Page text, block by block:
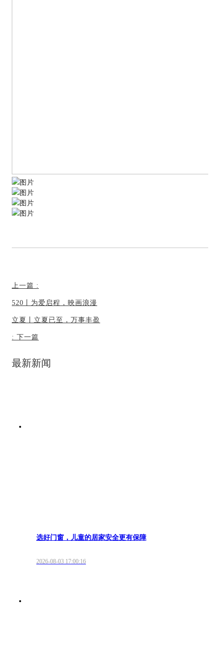
上一篇 :
520丨为爱启程，映画浪漫
立夏丨立夏已至，万事丰盈
: 下一篇
最新新闻
选好门窗，儿童的居家安全更有保障
2026-08-03 17:00:16